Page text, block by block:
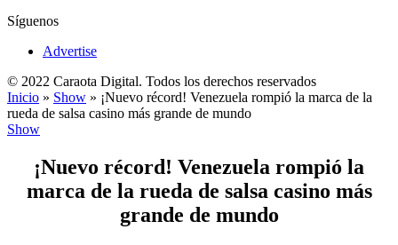
Síguenos
Advertise
© 2022 Caraota Digital. Todos los derechos reservados
Inicio » Show » ¡Nuevo récord! Venezuela rompió la marca de la
rueda de salsa casino más grande de mundo
Show
¡Nuevo récord! Venezuela rompió la
marca de la rueda de salsa casino más
grande de mundo